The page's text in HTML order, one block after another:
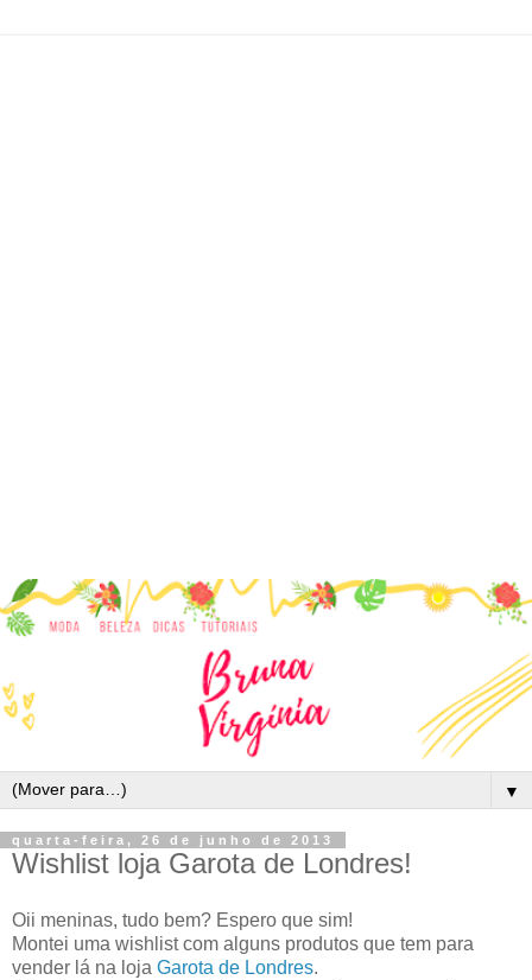
▼
quarta-feira, 26 de junho de 2013
Wishlist loja Garota de Londres!
Oii meninas, tudo bem? Espero que sim!
Montei uma wishlist com alguns produtos que tem para
vender lá na loja Garota de Londres.